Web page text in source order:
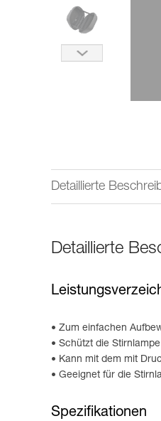
Detaillierte
Detaillierte
Zum einfachen
Schützt die
Kann mit dem mit
Geeignet für die
Spezifikationen